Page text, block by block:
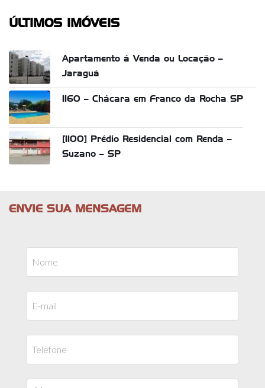
ÚLTIMOS IMÓVEIS
Apartamento á Venda ou Locação –
Jaraguá
1160 – Chácara em Franco da Rocha SP
[1100] Prédio Residencial com Renda –
Suzano – SP
ENVIE SUA MENSAGEM